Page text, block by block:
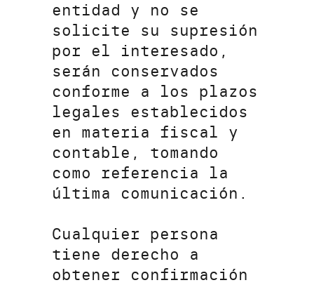
entidad y no se
solicite su supresión
por el interesado,
serán conservados
conforme a los plazos
legales establecidos
en materia fiscal y
contable, tomando
como referencia la
última comunicación.
Cualquier persona
tiene derecho a
obtener confirmación